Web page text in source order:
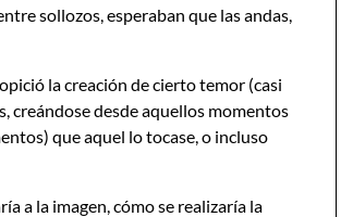
sollozos, esperaban que las andas,
la creación de cierto temor (casi
creándose desde aquellos momentos
que aquel lo tocase, o incluso
a la imagen, cómo se realizaría la